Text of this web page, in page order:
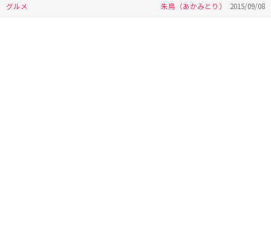
グルメ 朱鳥（あかみとり） 2015/09/08